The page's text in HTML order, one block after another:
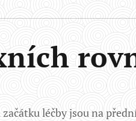
léčby jsou na